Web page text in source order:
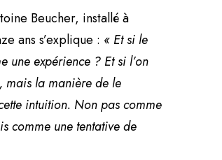
Beucher, installé à
ans s’explique : « Et si le
une expérience ? Et si l’on
mais la manière de le
intuition. Non pas comme
comme une tentative de